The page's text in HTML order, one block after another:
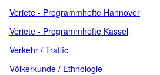
Veriete - Programmhefte Hannover
Veriete - Programmhefte Kassel
Verkehr / Traffic
Völkerkunde / Ethnologie